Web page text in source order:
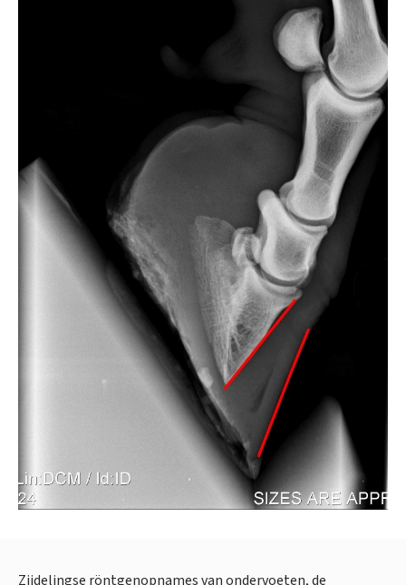
Zijdelingse röntgenopnames van ondervoeten, de